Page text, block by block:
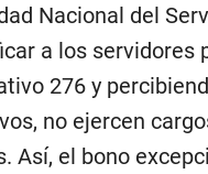
Nacional del
a los servidores
276 y
no ejercen
Así, el bono